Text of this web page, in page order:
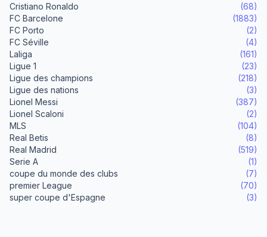
Cristiano Ronaldo
(68)
FC Barcelone
(1883)
FC Porto
(2)
FC Séville
(4)
Laliga
(161)
Ligue 1
(23)
Ligue des champions
(218)
Ligue des nations
(3)
Lionel Messi
(387)
Lionel Scaloni
(2)
MLS
(104)
Real Betis
(8)
Real Madrid
(519)
Serie A
(1)
coupe du monde des clubs
(7)
premier League
(70)
super coupe d'Espagne
(3)